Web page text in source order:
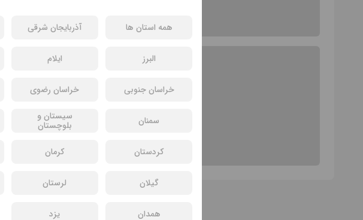
همه استان ها آذربایجان شرقی
البرز ایلام
خراسان جنوبی
خراسان رضوی
سمنان سیستان و
بلوچستان
کردستان کرمان
گیلان لرستان
همدان یزد